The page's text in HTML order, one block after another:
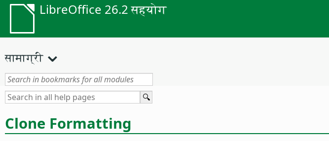
LibreOffice 26.2 सहयोग
सामाग्री
Clone Formatting